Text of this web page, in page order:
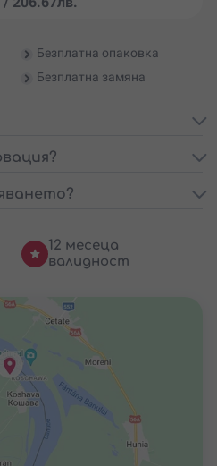
Безплатна опаковка
Безплатна замяна
12 месеца
валидност